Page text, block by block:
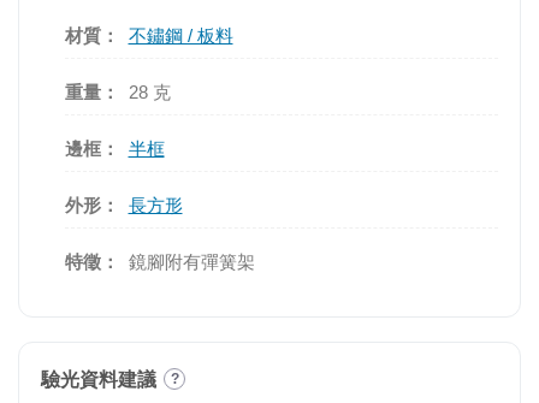
材質： 不鏽鋼 / 板料
重量： 28 克
邊框： 半框
外形： 長方形
特徵： 鏡腳附有彈簧架
驗光資料建議 ?